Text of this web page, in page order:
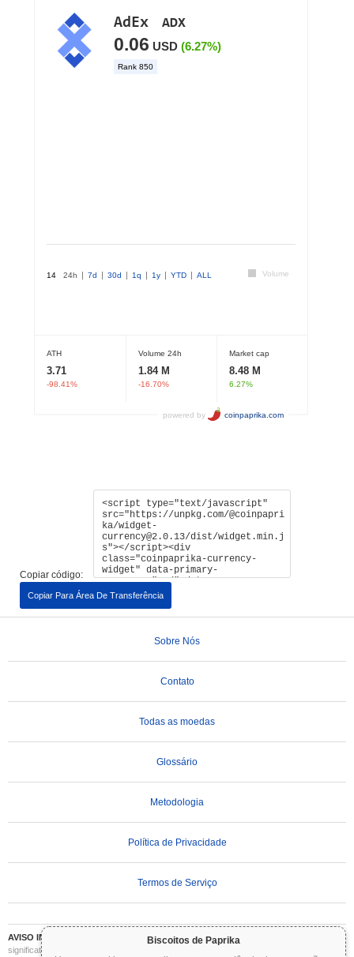
Biscoitos de Paprika
Copiar código:
Copiar Para Área De Transferência
Sobre Nós
Contato
Todas as moedas
Glossário
Metodologia
Política de Privacidade
Termos de Serviço
AVISO IMPORTANTE:
As criptomoedas são altamente voláteis e envolvem riscos
significativos. Você pode perder parte ou todo o seu investimento. Todas as